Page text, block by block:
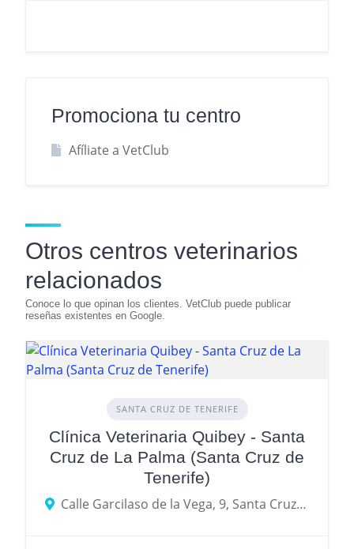
Promociona tu centro
Afíliate a VetClub
Otros centros veterinarios
relacionados
SANTA CRUZ DE TENERIFE
Clínica Veterinaria Quibey - Santa
Cruz de La Palma (Santa Cruz de
Tenerife)
Calle Garcilaso de la Vega, 9, Santa Cruz de Tenerife